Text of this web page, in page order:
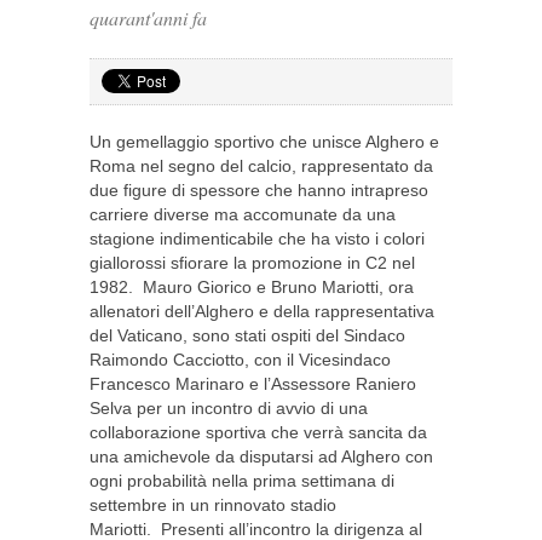
quarant'anni fa
Un gemellaggio sportivo che unisce Alghero e
Roma nel segno del calcio, rappresentato da
due figure di spessore che hanno intrapreso
carriere diverse ma accomunate da una
stagione indimenticabile che ha visto i colori
giallorossi sfiorare la promozione in C2 nel
1982. Mauro Giorico e Bruno Mariotti, ora
allenatori dell’Alghero e della rappresentativa
del Vaticano, sono stati ospiti del Sindaco
Raimondo Cacciotto, con il Vicesindaco
Francesco Marinaro e l’Assessore Raniero
Selva per un incontro di avvio di una
collaborazione sportiva che verrà sancita da
una amichevole da disputarsi ad Alghero con
ogni probabilità nella prima settimana di
settembre in un rinnovato stadio
Mariotti. Presenti all’incontro la dirigenza al